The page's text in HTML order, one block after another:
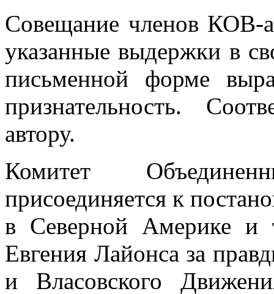
Совещание членов КОВ-
указанные выдерж­ки в
письменной форме
признательность.
автору.
Комитет
присоединяется к
в Северной Америке и
Евгения Лайонса за
и Власовского